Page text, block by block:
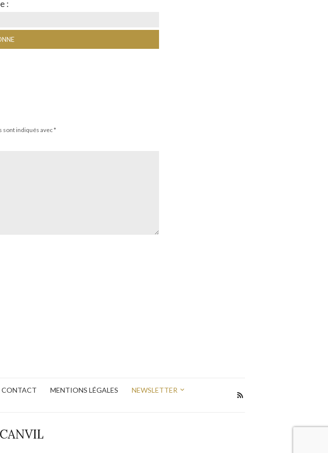
:
sont indiqués avec*
CONTACT MENTIONS LÉGALES
NEWSLETTER